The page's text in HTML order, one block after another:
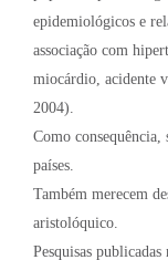
epidemiológicos e
associação com
miocárdio, acidente
2004).
Como
países.
Também merecem
aristolóquico.
Pesquisas publicadas